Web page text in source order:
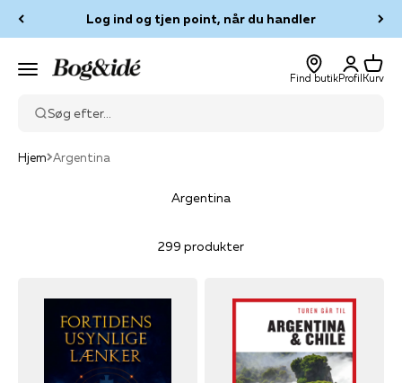
Log ind og tjen point, når du handler
Menu Bog & idé
Find butik
Log ind
Profil
Kurv
Kurv
Søg efter...
Hjem Argentina
Argentina
299 produkter